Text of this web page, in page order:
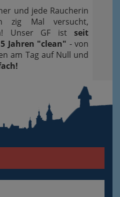
und jede Raucherin
zig Mal versucht,
Unser GF ist seit
Jahren "clean" - von
am Tag auf Null und